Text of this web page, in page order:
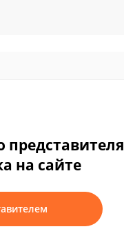
представителя
на сайте